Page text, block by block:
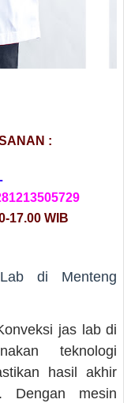
:
17.00 WIB
di Menteng
jas lab di
teknologi
hasil akhir
Dengan mesin